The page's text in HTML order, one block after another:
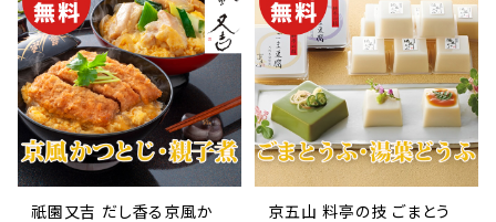
祇園又吉 だし香る京風か
京五山 料亭の技 ごまとう